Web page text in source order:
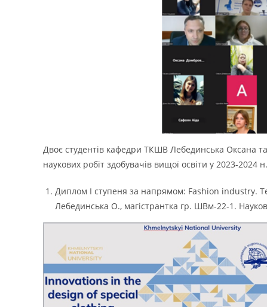
Двоє студентів кафедри ТКШВ Лебединська Оксана
наукових робіт здобувачів вищої освіти у 2023-2024
Диплом І ступеня за напрямом: Fashion industry.
Лебединська О., магістрантка гр. ШВм-22-1.